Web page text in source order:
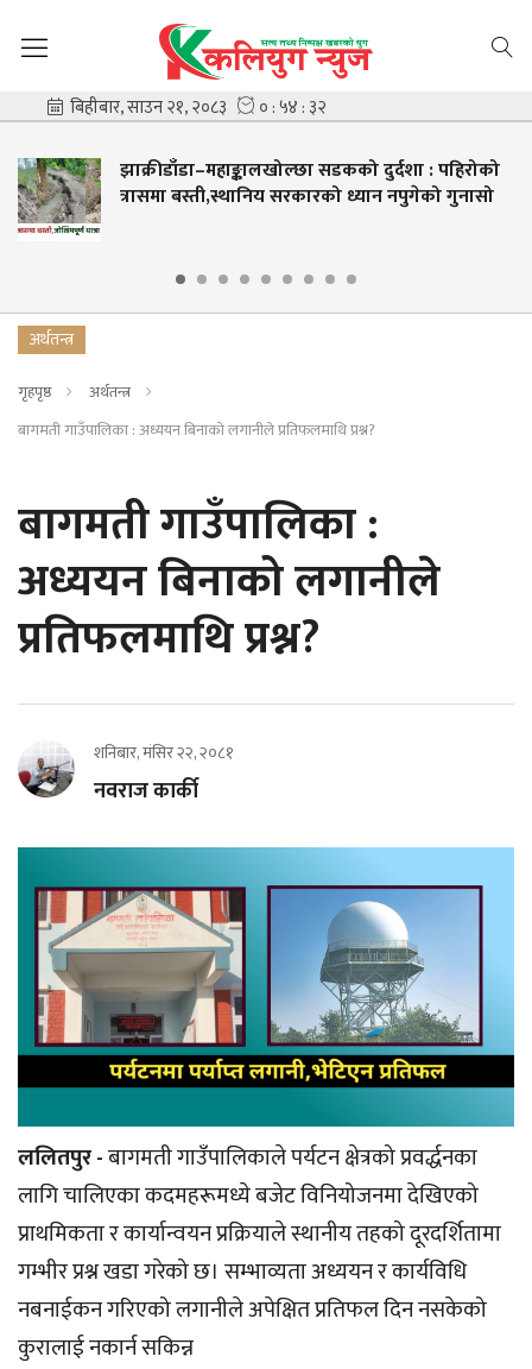
झाक्रीडाँडा–महाङ्कालखोल्छा सडकको दुर्दशा : पहिरोको
त्रासमा बस्ती,स्थानिय सरकारको ध्यान नपुगेको गुनासो
अर्थतन्त्र
गृहपृष्ठ
अर्थतन्त्र
बागमती गाउँपालिका : अध्ययन बिनाको लगानीले प्रतिफलमाथि प्रश्न?
बागमती गाउँपालिका :
अध्ययन बिनाको लगानीले
प्रतिफलमाथि प्रश्न?
शनिबार, मंसिर २२, २०८१
नवराज कार्की
ललितपुर -बागमती गाउँपालिकाले पर्यटन क्षेत्रको प्रवर्द्धनका
लागि चालिएका कदमहरूमध्ये बजेट विनियोजनमा देखिएको
प्राथमिकता र कार्यान्वयन प्रक्रियाले स्थानीय तहको दूरदर्शितामा
गम्भीर प्रश्न खडा गरेको छ। सम्भाव्यता अध्ययन र कार्यविधि
नबनाईकन गरिएको लगानीले अपेक्षित प्रतिफल दिन नसकेको
कुरालाई नकार्न सकिन्न